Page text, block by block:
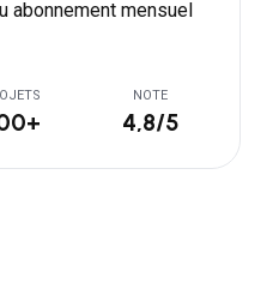
abonnement mensuel
NOTE
4,8/5